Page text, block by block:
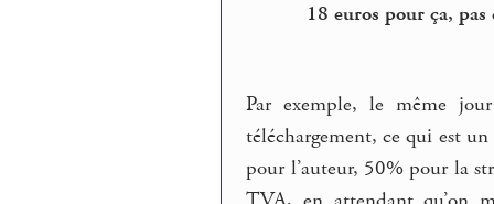
18 euros pour ça,
Par exemple, le même
téléchargement, ce qui est
pour l’auteur, 50% pour la